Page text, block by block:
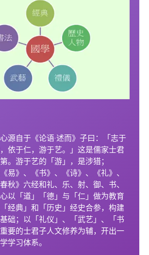
源自于《论语·述而》子曰：「志于
依于仁，游于艺。」这是儒家士君
。游于艺的「游」，是涉猎；
易》、《书》、《诗》、《礼》、
秋》六经和礼、乐、射、御、书、
以「道」「德」与「仁」做为教育
经典」和「历史」经史合参，构建
础；以「礼仪」、「武艺」、「书
要的士君子人文修养为辅，开出一
学习体系。